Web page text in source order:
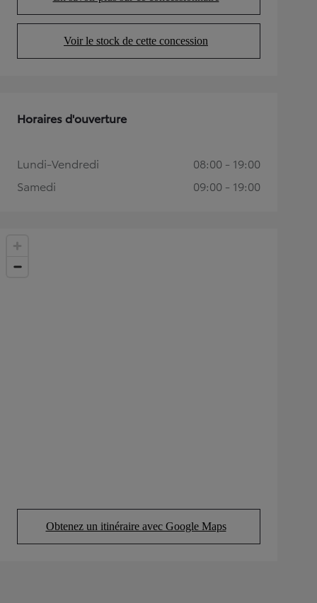
Voir le stock de cette concession
Obtenez un itinéraire avec Google Maps
Horaires d'ouverture
Lundi-Vendredi
08:00 - 19:00
Samedi
09:00 - 19:00